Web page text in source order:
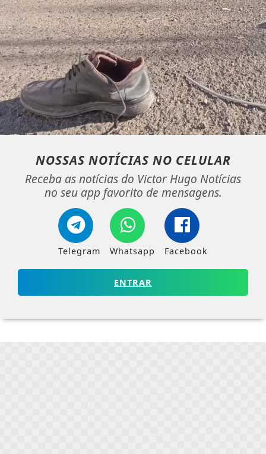
NOSSAS NOTÍCIAS NO CELULAR
Receba as notícias do Victor Hugo Notícias
no seu app favorito de mensagens.
Telegram Whatsapp Facebook
ENTRAR